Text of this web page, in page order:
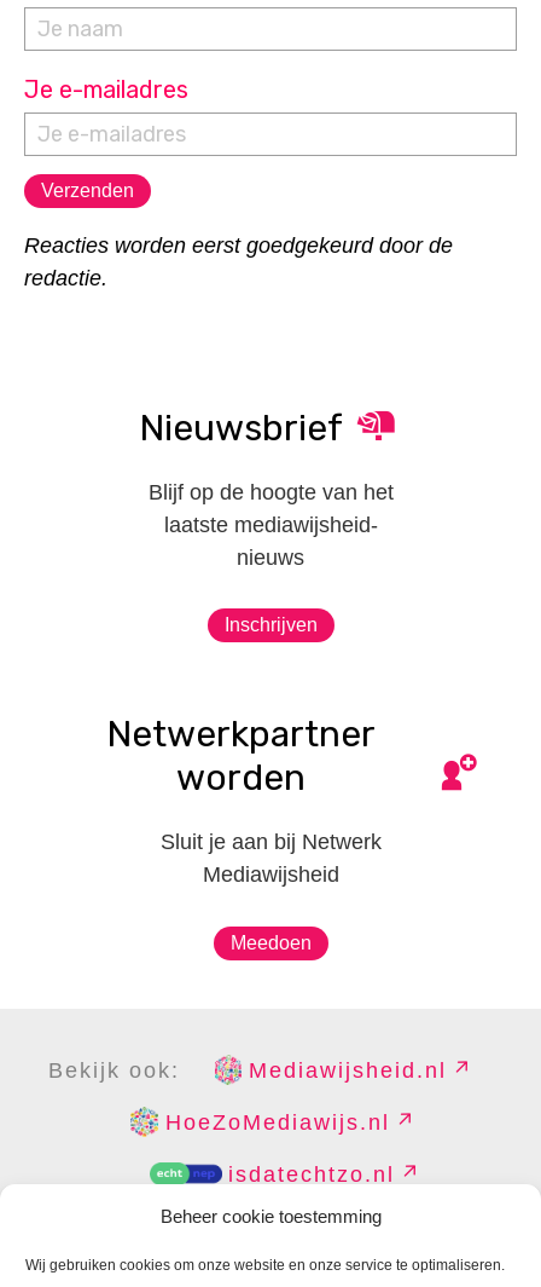
Beheer cookie toestemming
Wij gebruiken cookies om onze website en onze service te optimaliseren.
Je e-mailadres
Reacties worden eerst goedgekeurd door de
redactie.
Nieuwsbrief
Blijf op de hoogte van het
laatste mediawijsheid-
nieuws
Inschrijven
Netwerkpartner
worden
Sluit je aan bij Netwerk
Mediawijsheid
Meedoen
Bekijk ook: Mediawijsheid.nl
HoeZoMediawijs.nl
isdatechtzo.nl